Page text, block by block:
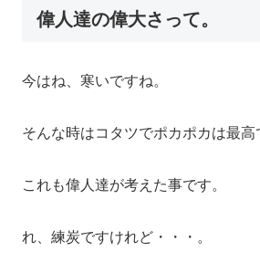
偉人達の偉大さって。
今はね、寒いですね。
そんな時はコタツでポカポカは最高
これも偉人達が考えた事です。
れ、練炭ですけれど・・・。